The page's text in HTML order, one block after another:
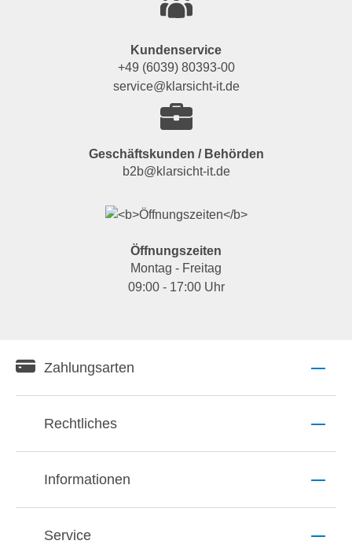
Kundenservice
+49 (6039) 80393-00
service@klarsicht-it.de
Geschäftskunden / Behörden
b2b@klarsicht-it.de
Öffnungszeiten
Montag - Freitag
09:00 - 17:00 Uhr
Zahlungsarten
Rechtliches
Informationen
Service